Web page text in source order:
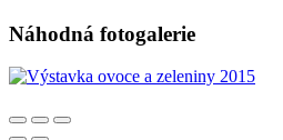
Náhodná fotogalerie